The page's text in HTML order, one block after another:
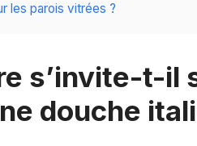
les parois vitrées ?
s’invite-t-il
douche